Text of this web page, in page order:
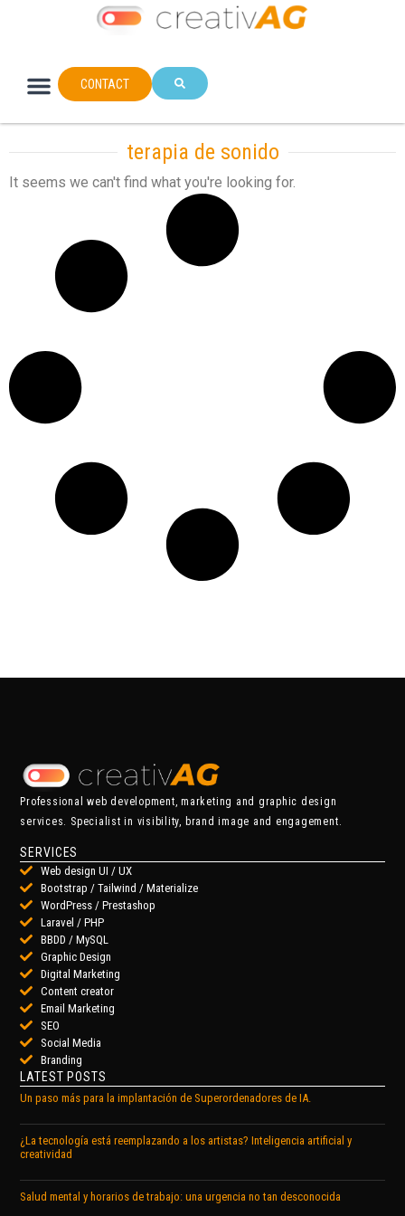
CONTACT
terapia de sonido
It seems we can't find what you're looking for.
Professional web development, marketing and graphic design
services. Specialist in visibility, brand image and engagement.
SERVICES
Web design UI / UX
Bootstrap / Tailwind / Materialize
WordPress / Prestashop
Laravel / PHP
BBDD / MySQL
Graphic Design
Digital Marketing
Content creator
Email Marketing
SEO
Social Media
Branding
LATEST POSTS
Un paso más para la implantación de Superordenadores de IA.
¿La tecnología está reemplazando a los artistas? Inteligencia artificial y
creatividad
Salud mental y horarios de trabajo: una urgencia no tan desconocida